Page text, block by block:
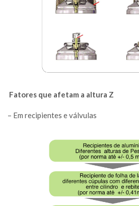
Fatores que afetam a altura Z
– Em recipientes e válvulas